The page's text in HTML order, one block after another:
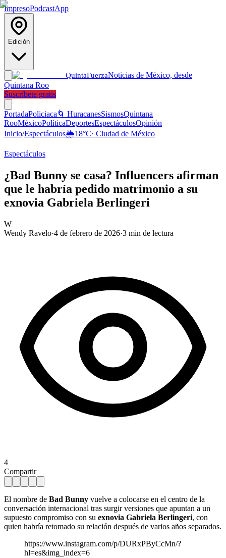
ImpresoPodcastApp
Edición
QuintaFuerzaNoticias de México, desde
Quintana Roo
Suscríbete gratis
PortadaPoliciaca 🌀 HuracanesSismosQuintana
RooMéxicoPolíticaDeportesEspectáculosOpinión
Inicio/Espectáculos🌦️18°C· Ciudad de México
Espectáculos
¿Bad Bunny se casa? Influencers afirman
que le habría pedido matrimonio a su
exnovia Gabriela Berlingeri
W
Wendy Ravelo·4 de febrero de 2026·3 min de lectura
4
Compartir
El nombre de Bad Bunny vuelve a colocarse en el centro de la
conversación internacional tras surgir versiones que apuntan a un
supuesto compromiso con su exnovia Gabriela Berlingeri, con
quien habría retomado su relación después de varios años separados.
https://www.instagram.com/p/DURxPByCcMn/?
hl=es&img_index=6